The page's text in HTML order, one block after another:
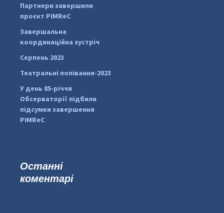
pimrec_project
Партнери завершили
проєкт PIMReC
Завершальна
координаційна зустріч
Серпень 2023
Театральні попівання-2023
У день 85-річчя
Обсерваторії підбили
підсумки завершення
PIMReC
Останні
коментарі